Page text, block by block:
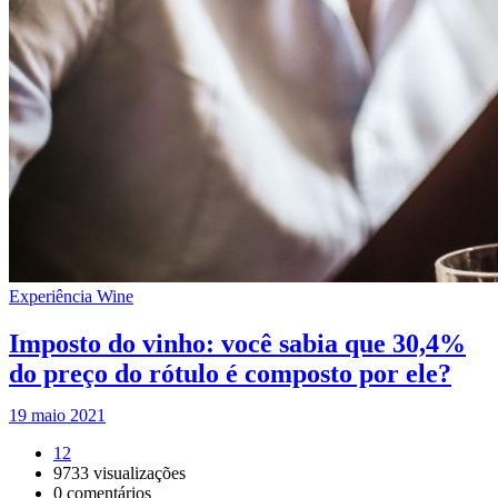
Experiência Wine
Imposto do vinho: você sabia que 30,4%
do preço do rótulo é composto por ele?
19 maio 2021
12
9733 visualizações
0 comentários